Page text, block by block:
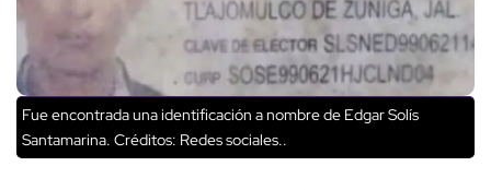
Fue encontrada una identificación a nombre de Edgar Solís
Santamarina. Créditos: Redes sociales..